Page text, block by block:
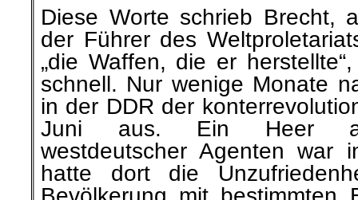
Diese Worte schrieb Brecht,
der Führer des
„die Waffen, die er
schnell. Nur wenige Monate
in der DDR der
Juni aus. Ein Heer
westdeutscher Agenten war
hatte dort die